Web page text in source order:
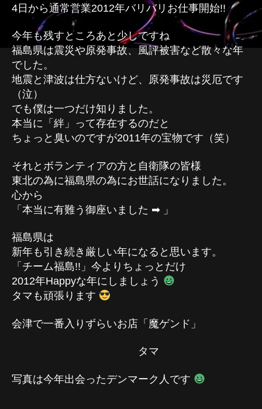
4日から通常営業2012年バリバリお仕事開始!!
今年も残すところあと少しですね
福島県は震災や原発事故、風評被害など散々な年
でした。
地震と津波は仕方ないけど、原発事故は災厄です
（泣）
でも僕は一つだけ知りました。
本当に「絆」って存在するのだと
ちょっと臭いのですが2011年の宝物です（笑）
それとボランティアの方と自衛隊の皆様
東北の為に福島県の為にお世話になりました。
心から
「本当に有難う御座いました ➡ 」
福島県は
新年も引き続き厳しい年になると思います。
「チーム福島!!」今よりちょっとだけ
2012年Happyな年にしましょう
タマも頑張ります
会津で一番入りずらいお店「魔ゲンド」
タマ
写真は今年出会ったデンマーク人です